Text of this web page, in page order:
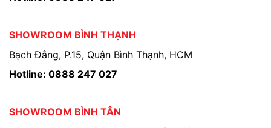
SHOWROOM BÌNH THẠNH
Bạch Đằng, P.15, Quận Bình Thạnh, HCM
Hotline: 0888 247 027
SHOWROOM BÌNH TÂN